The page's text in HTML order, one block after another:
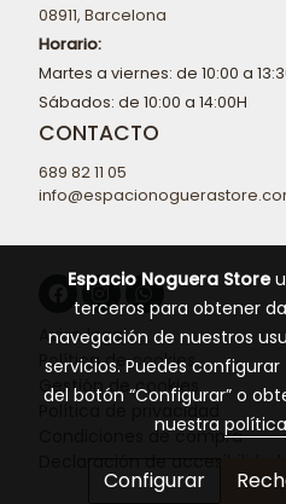
08911, Barcelona
Horario:
Martes a viernes: de 10:00 a
Sábados: de 10:00 a 14:00H
CONTACTO
689 82 11 05
Aviso legal
Política de cookies
Gestión de cookies
Política de privacidad
Condiciones de compra
Espacio Noguera Store
terceros para obtener
navegación de nuestros
servicios. Puedes
del botón “Configurar” o
nuestra
Configurar